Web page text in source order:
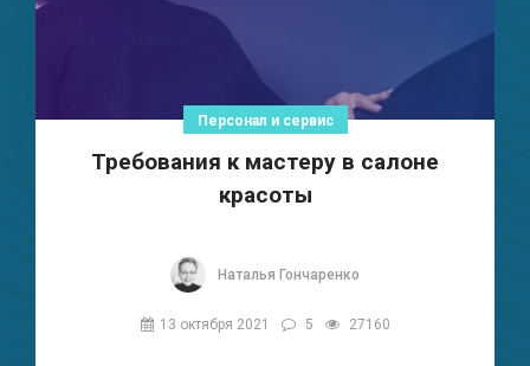
Персонал и сервис
Требования к мастеру в салоне
красоты
Наталья Гончаренко
13 октября 2021 5 27160